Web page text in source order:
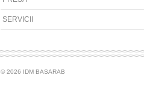
SERVICII
© 2026 IDM BASARAB